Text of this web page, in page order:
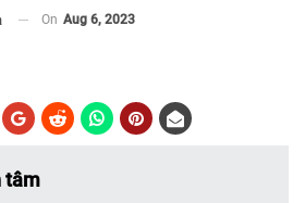
On Aug 6, 2023
tâm